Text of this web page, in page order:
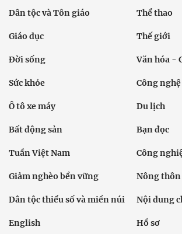
Dân tộc và Tôn giáo Thể thao
Giáo dục Thế giới
Đời sống Văn hóa -
Sức khỏe Công nghệ
Ô tô xe máy Du lịch
Bất động sản Bạn đọc
Tuần Việt Nam Công
Giảm nghèo bền vững Nông
Dân tộc thiểu số và miền núi Nội dung
English Hồ sơ